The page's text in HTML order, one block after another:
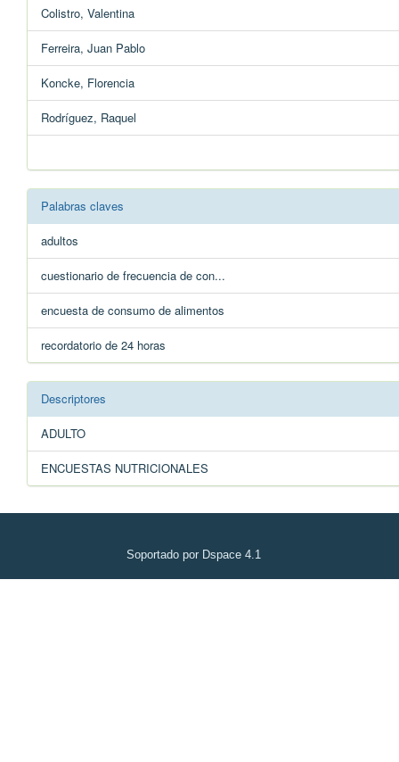
Colistro, Valentina
Ferreira, Juan Pablo
Koncke, Florencia
Rodríguez, Raquel
Palabras claves
adultos
cuestionario de frecuencia de con...
encuesta de consumo de alimentos
recordatorio de 24 horas
Descriptores
ADULTO
ENCUESTAS NUTRICIONALES
Soportado por Dspace 4.1